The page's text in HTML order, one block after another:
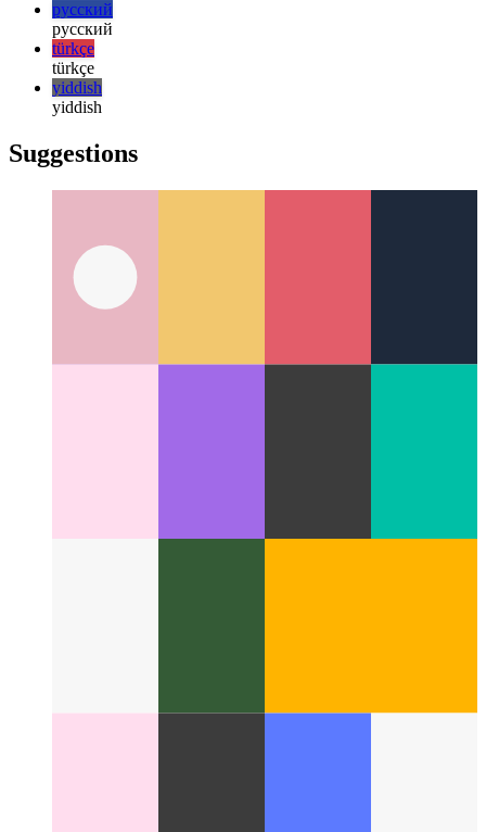
日本語
한국어
한국어
русский
русский
türkçe
yiddish